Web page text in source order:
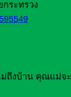
ระทรวง
ม่ถึงบ้าน คุณแม่จะ